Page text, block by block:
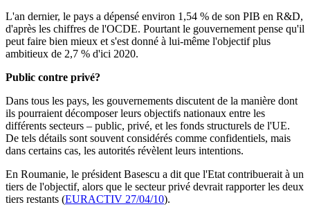
L'an dernier, le pays a dépensé environ 1,54 % de son PIB en R&D,
d'après les chiffres de l'OCDE. Pourtant le gouvernement pense qu'il
peut faire bien mieux et s'est donné à lui-même l'objectif plus
ambitieux de 2,7 % d'ici 2020.
Public contre privé?
Dans tous les pays, les gouvernements discutent de la manière dont
ils pourraient décomposer leurs objectifs nationaux entre les
différents secteurs – public, privé, et les fonds structurels de l'UE.
De tels détails sont souvent considérés comme confidentiels, mais
dans certains cas, les autorités révèlent leurs intentions.
En Roumanie, le président Basescu a dit que l'Etat contribuerait à un
tiers de l'objectif, alors que le secteur privé devrait rapporter les deux
tiers restants (EURACTIV 27/04/10).